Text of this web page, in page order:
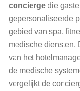
concierge die
gepersonaliseerde
gebied van spa,
medische diensten.
van het
de medische
vergelijkt de